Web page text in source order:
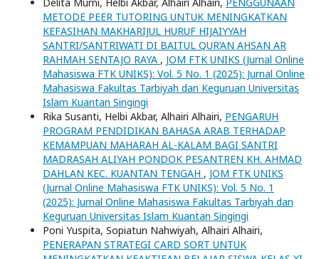
Delita Murni, Helbi Akbar, Alhairi Alhairi, PENGGUNAAN
METODE PEER TUTORING UNTUK MENINGKATKAN
KEFASIHAN MAKHARIJUL HURUF HIJAIYYAH
SANTRI/SANTRIWATI DI BAITUL QUR’AN AHSAN AR
RAHMAH SENTAJO RAYA , JOM FTK UNIKS (Jurnal Online
Mahasiswa FTK UNIKS): Vol. 5 No. 1 (2025): Jurnal Online
Mahasiswa Fakultas Tarbiyah dan Keguruan Universitas
Islam Kuantan Singingi
Rika Susanti, Helbi Akbar, Alhairi Alhairi, PENGARUH
PROGRAM PENDIDIKAN BAHASA ARAB TERHADAP
KEMAMPUAN MAHARAH AL-KALAM BAGI SANTRI
MADRASAH ALIYAH PONDOK PESANTREN KH. AHMAD
DAHLAN KEC. KUANTAN TENGAH , JOM FTK UNIKS
(Jurnal Online Mahasiswa FTK UNIKS): Vol. 5 No. 1
(2025): Jurnal Online Mahasiswa Fakultas Tarbiyah dan
Keguruan Universitas Islam Kuantan Singingi
Poni Yuspita, Sopiatun Nahwiyah, Alhairi Alhairi,
PENERAPAN STRATEGI CARD SORT UNTUK